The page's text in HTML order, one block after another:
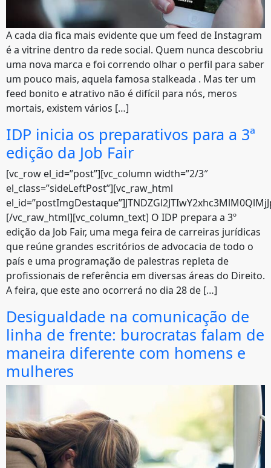
A cada dia fica mais evidente que um feed de Instagram
é a vitrine dentro da rede social. Quem nunca descobriu
uma nova marca e foi correndo olhar o perfil para saber
um pouco mais, aquela famosa stalkeada . Mas ter um
feed bonito e atrativo não é difícil para nós, meros
mortais, existem vários […]
IDP inicia os preparativos para a 3ª
edição da Job Fair
[vc_row el_id=”post”][vc_column width=”2/3″
el_class=”sideLeftPost”][vc_raw_html
[/vc_raw_html][vc_column_text] O IDP prepara a 3º
edição da Job Fair, uma mega feira de carreiras jurídicas
que reúne grandes escritórios de advocacia de todo o
país e uma programação de palestras repleta de
profissionais de referência em diversas áreas do Direito.
A feira, que este ano ocorrerá no dia 28 de […]
Desigualdade na comunicação de
linha de frente: burocratas falam de
maneira diferente com homens e
mulheres